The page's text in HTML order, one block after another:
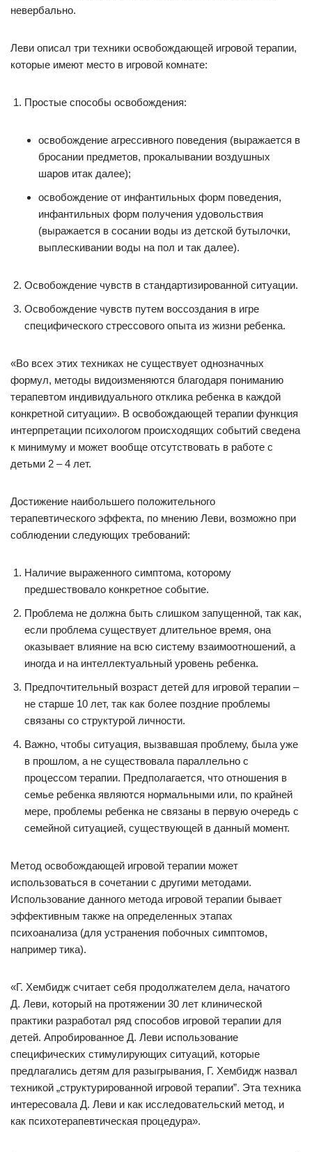
невербально.
Леви описал три техники освобождающей игровой терапии,
которые имеют место в игровой комнате:
Простые способы освобождения:
освобождение агрессивного поведения (выражается в
бросании предметов, прокалывании воздушных
шаров итак далее);
освобождение от инфантильных форм поведения,
инфантильных форм получения удовольствия
(выражается в сосании воды из детской бутылочки,
выплескивании воды на пол и так далее).
Освобождение чувств в стандартизированной ситуации.
Освобождение чувств путем воссоздания в игре
специфического стрессового опыта из жизни ребенка.
«Во всех этих техниках не существует однозначных
формул, методы видоизменяются благодаря пониманию
терапевтом индивидуального отклика ребенка в каждой
конкретной ситуации». В освобождающей терапии функция
интерпретации психологом происходящих событий сведена
к минимуму и может вообще отсутствовать в работе с
детьми 2 – 4 лет.
Достижение наибольшего положительного
терапевтического эффекта, по мнению Леви, возможно при
соблюдении следующих требований:
Наличие выраженного симптома, которому
предшествовало конкретное событие.
Проблема не должна быть слишком запущенной, так как,
если проблема существует длительное время, она
оказывает влияние на всю систему взаимоотношений, а
иногда и на интеллектуальный уровень ребенка.
Предпочтительный возраст детей для игровой терапии –
не старше 10 лет, так как более поздние проблемы
связаны со структурой личности.
Важно, чтобы ситуация, вызвавшая проблему, была уже
в прошлом, а не существовала параллельно с
процессом терапии. Предполагается, что отношения в
семье ребенка являются нормальными или, по крайней
мере, проблемы ребенка не связаны в первую очередь с
семейной ситуацией, существующей в данный момент.
Метод освобождающей игровой терапии может
использоваться в сочетании с другими методами.
Использование данного метода игровой терапии бывает
эффективным также на определенных этапах
психоанализа (для устранения побочных симптомов,
например тика).
«Г. Хембидж считает себя продолжателем дела, начатого
Д. Леви, который на протяжении 30 лет клинической
практики разработал ряд способов игровой терапии для
детей. Апробированное Д. Леви использование
специфических стимулирующих ситуаций, которые
предлагались детям для разыгрывания, Г. Хембидж назвал
техникой „структурированной игровой терапии”. Эта техника
интересовала Д. Леви и как исследовательский метод, и
как психотерапевтическая процедура».